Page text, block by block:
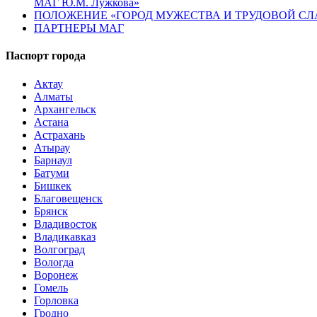
МАГ Ю.М. Лужкова»
ПОЛОЖЕНИЕ «ГОРОД МУЖЕСТВА И ТРУДОВОЙ
ПАРТНЕРЫ МАГ
Паспорт города
Актау
Алматы
Архангельск
Астана
Астрахань
Атырау
Барнаул
Батуми
Бишкек
Благовещенск
Брянск
Владивосток
Владикавказ
Волгоград
Вологда
Воронеж
Гомель
Горловка
Гродно